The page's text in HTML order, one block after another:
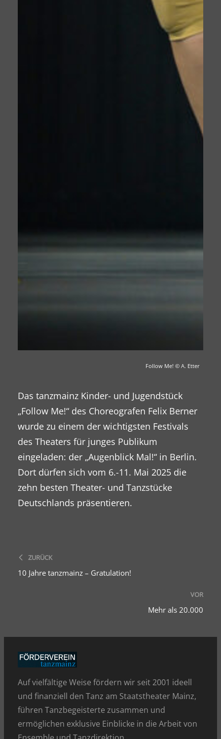
Follow Me! © A. Etter
Das tanzmainz Kinder- und Jugendstück
„Follow Me!“ des Choreografen Felix Berner
wurde zu einem der wichtigsten Festivals
des Theaters für junges Publikum
eingeladen: der „Augenblick Mal!“ in Berlin.
Dort dürfen sich vom 6.-11. Mai 2025 die
zehn besten Theater- und Tanzstücke
Deutschlands präsentieren.
ZURÜCK
10 Jahre tanzmainz – Gratulation!
VOR
Mehr als 20.000
Auf vielfältige Weise fördern wir seit 2001 ideell
und finanziell den Tanz am Staatstheater Mainz,
führen Tanzbegeisterte zusammen und
ermöglichen exklusive Einblicke in die Arbeit von